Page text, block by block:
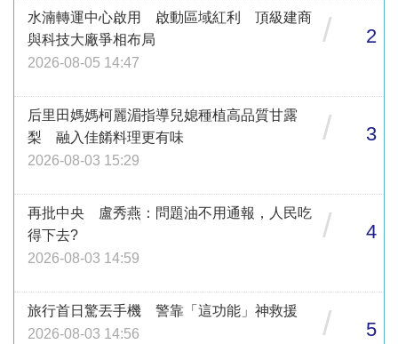
水湳轉運中心啟用 啟動區域紅利 頂級建商
與科技大廠爭相布局
2026-08-05 14:47
/ 2
后里田媽媽柯麗湄指導兒媳種植高品質甘露
梨 融入佳餚料理更有味
2026-08-03 15:29
/ 3
再批中央 盧秀燕：問題油不用通報，人民吃
得下去?
2026-08-03 14:59
/ 4
旅行首日驚丟手機 警靠「這功能」神救援
2026-08-03 14:56
/ 5